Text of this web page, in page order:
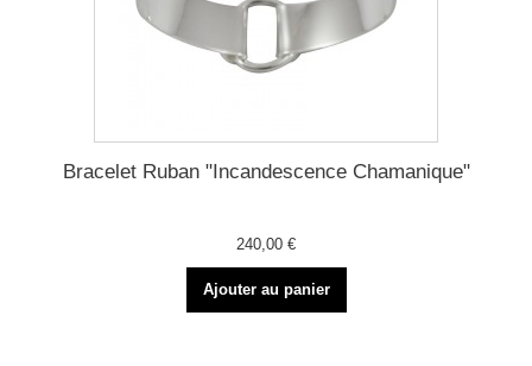
Bracelet Ruban "Incandescence Chamanique"
240,00 €
Ajouter au panier